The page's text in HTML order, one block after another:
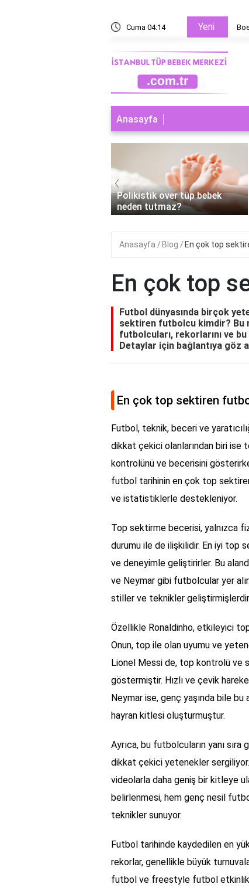
Cuma 04:14 Yeni
Anasayfa
Polikistik over tüp bebek
neden tutmaz?
‹
Anasayfa Blog En çok top
En çok top
Futbol dünyasında birçok
sektiren futbolcu kimdir? Bu
futbolcuları, rekorlarını ve
Detaylar için bağlantıya göz
En çok top sektiren
Futbol, teknik, beceri ve
dikkat çekici olanlarından biri
kontrolünü ve becerisini
futbol tarihinin en çok top
ve istatistiklerle destekleniyor.
Top sektirme becerisi, yalnızca
durumu ile de ilişkilidir. En iyi top
ve deneyimle geliştirirler. Bu
ve Neymar gibi futbolcular yer
stiller ve teknikler
Özellikle Ronaldinho, etkileyici top
Onun, top ile olan uyumu ve
Lionel Messi de, top kontrolü ve
göstermiştir. Hızlı ve çevik
Neymar ise, genç yaşında bile
hayran kitlesi oluşturmuştur.
Ayrıca, bu futbolcuların yanı
dikkat çekici yetenekler
videolarla daha geniş bir kitleye
belirlenmesi, hem genç nesil
teknikler sunuyor.
Futbol tarihinde kaydedilen en
rekorlar, genellikle büyük
futbol ve freestyle futbol